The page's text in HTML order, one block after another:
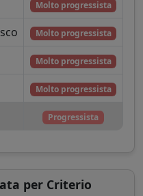
Molto progressista
Molto progressista
Molto progressista
Molto progressista
Progressista
per Criterio